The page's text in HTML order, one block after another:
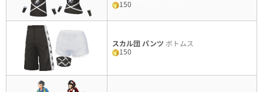
150
スカル団 パンツ ボトムス
150